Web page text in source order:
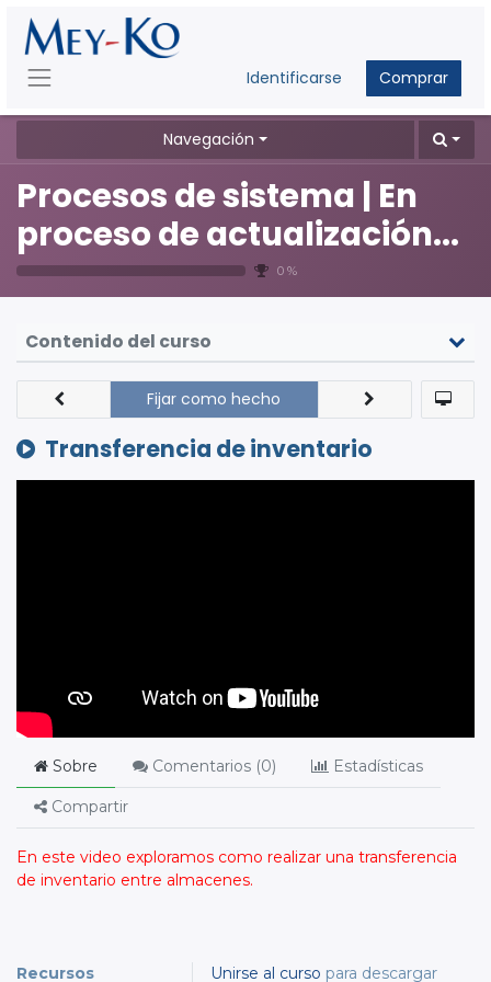
Identificarse Comprar
Navegación
Procesos de sistema | En
proceso de actualización...
0 %
Contenido del curso
Transferencia de inventario
Fijar como hecho
Sobre Comentarios (0) Estadísticas
Compartir
En este video exploramos como realizar una transferencia
de inventario entre almacenes.
Recursos Unirse al curso para descargar